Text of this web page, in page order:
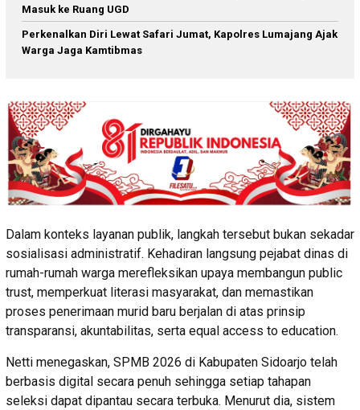
Masuk ke Ruang UGD
Perkenalkan Diri Lewat Safari Jumat, Kapolres Lumajang Ajak
Warga Jaga Kamtibmas
Dalam konteks layanan publik, langkah tersebut bukan sekadar
sosialisasi administratif. Kehadiran langsung pejabat dinas di
rumah-rumah warga merefleksikan upaya membangun public
trust, memperkuat literasi masyarakat, dan memastikan
proses penerimaan murid baru berjalan di atas prinsip
transparansi, akuntabilitas, serta equal access to education.
Netti menegaskan, SPMB 2026 di Kabupaten Sidoarjo telah
berbasis digital secara penuh sehingga setiap tahapan
seleksi dapat dipantau secara terbuka. Menurut dia, sistem